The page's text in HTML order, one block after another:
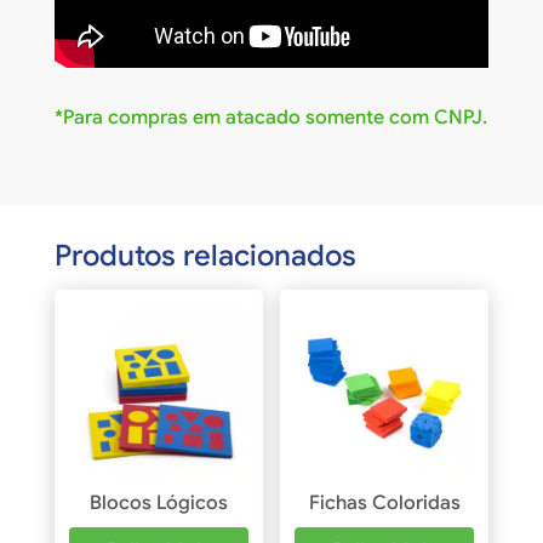
*Para compras em atacado somente com CNPJ.
Produtos relacionados
Blocos Lógicos Fichas Coloridas